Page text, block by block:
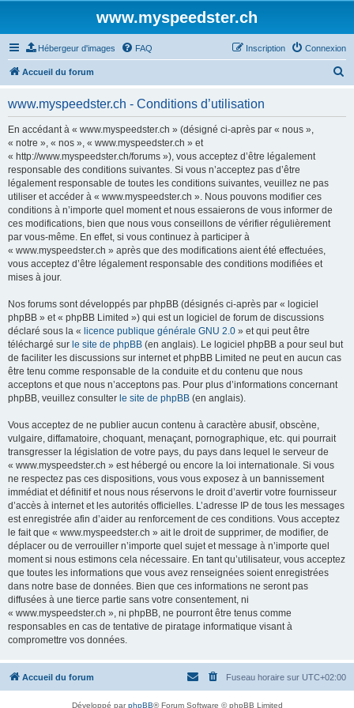
www.myspeedster.ch
Hébergeur d'images FAQ Connexion
Inscription
Accueil du forum
www.myspeedster.ch - Conditions d’utilisation
En accédant à « www.myspeedster.ch » (désigné ci-après par « nous »,
« notre », « nos », « www.myspeedster.ch » et
« http://www.myspeedster.ch/forums »), vous acceptez d’être légalement
responsable des conditions suivantes. Si vous n’acceptez pas d’être
légalement responsable de toutes les conditions suivantes, veuillez ne pas
utiliser et accéder à « www.myspeedster.ch ». Nous pouvons modifier ces
conditions à n’importe quel moment et nous essaierons de vous informer de
ces modifications, bien que nous vous conseillons de vérifier régulièrement
par vous-même. En effet, si vous continuez à participer à
« www.myspeedster.ch » après que des modifications aient été effectuées,
vous acceptez d’être légalement responsable des conditions modifiées et
mises à jour.
Nos forums sont développés par phpBB (désignés ci-après par « logiciel
phpBB » et « phpBB Limited ») qui est un logiciel de forum de discussions
déclaré sous la « licence publique générale GNU 2.0 » et qui peut être
téléchargé sur le site de phpBB (en anglais). Le logiciel phpBB a pour seul but
de faciliter les discussions sur internet et phpBB Limited ne peut en aucun cas
être tenu comme responsable de la conduite et du contenu que nous
acceptons et que nous n’acceptons pas. Pour plus d’informations concernant
phpBB, veuillez consulter le site de phpBB (en anglais).
Vous acceptez de ne publier aucun contenu à caractère abusif, obscène,
vulgaire, diffamatoire, choquant, menaçant, pornographique, etc. qui pourrait
transgresser la législation de votre pays, du pays dans lequel le serveur de
« www.myspeedster.ch » est hébergé ou encore la loi internationale. Si vous
ne respectez pas ces dispositions, vous vous exposez à un bannissement
immédiat et définitif et nous nous réservons le droit d’avertir votre fournisseur
d’accès à internet et les autorités officielles. L’adresse IP de tous les messages
est enregistrée afin d’aider au renforcement de ces conditions. Vous acceptez
le fait que « www.myspeedster.ch » ait le droit de supprimer, de modifier, de
déplacer ou de verrouiller n’importe quel sujet et message à n’importe quel
moment si nous estimons cela nécessaire. En tant qu’utilisateur, vous acceptez
que toutes les informations que vous avez renseignées soient enregistrées
dans notre base de données. Bien que ces informations ne seront pas
diffusées à une tierce partie sans votre consentement, ni
« www.myspeedster.ch », ni phpBB, ne pourront être tenus comme
responsables en cas de tentative de piratage informatique visant à
compromettre vos données.
Accueil du forum Fuseau horaire sur UTC+02:00
Développé parphpBB® Forum Software © phpBB Limited